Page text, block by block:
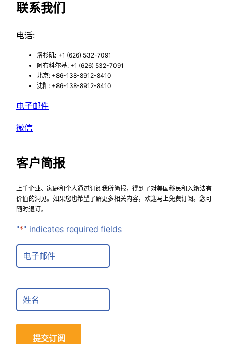
联系我们
电话:
洛杉矶: +1 (626) 532-7091
阿布科尔基: +1 (626) 532-7091
北京: +86-138-8912-8410
沈阳: +86-138-8912-8410
电子邮件
微信
客户简报
上千企业、家庭和个人通过订阅我所简报，得到了对美国移民和入籍法有
价值的洞见。如果您也希望了解更多相关内容，欢迎马上免费订阅。您可
随时退订。
"*" indicates required fields
m
i
u
l
提交订阅